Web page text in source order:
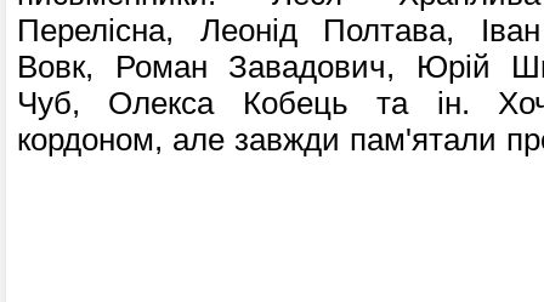
Перелісна, Леонід Полтава,
Вовк, Роман Завадович, Юрій
Чуб, Олекса Кобець та ін.
кордоном, але завжди пам'ятали